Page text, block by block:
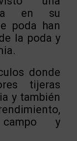
en su
poda han
la poda y
donde
tijeras
y también
y